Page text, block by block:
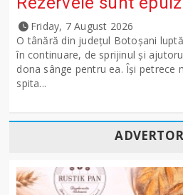
Friday, 7 August 2026
O tânără din județul Botoșani
în continuare, de sprijinul și
dona sânge pentru ea. Își petrece
spita...